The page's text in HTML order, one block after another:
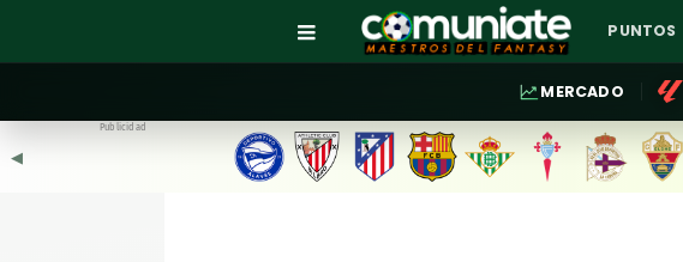
PUNTOS
MERCADO
◀︎
Publicidad